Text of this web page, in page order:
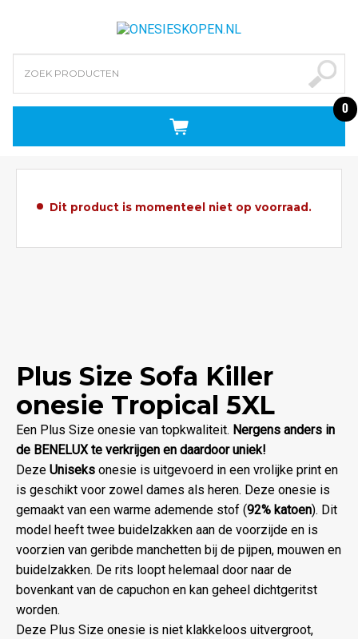
0
Dit product is momenteel niet op voorraad.
Plus Size Sofa Killer
onesie Tropical 5XL
Een Plus Size onesie van topkwaliteit. Nergens anders in
de BENELUX te verkrijgen en daardoor uniek!
Deze Uniseks onesie is uitgevoerd in een vrolijke print en
is geschikt voor zowel dames als heren. Deze onesie is
gemaakt van een warme ademende stof (92% katoen). Dit
model heeft twee buidelzakken aan de voorzijde en is
voorzien van geribde manchetten bij de pijpen, mouwen en
buidelzakken. De rits loopt helemaal door naar de
bovenkant van de capuchon en kan geheel dichtgeritst
worden.
Deze Plus Size onesie is niet klakkeloos uitvergroot,